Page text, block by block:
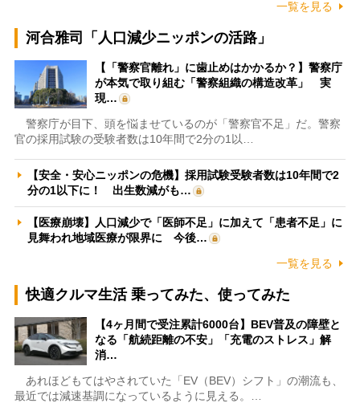
一覧を見る
河合雅司「人口減少ニッポンの活路」
【「警察官離れ」に歯止めはかかるか？】警察庁
が本気で取り組む「警察組織の構造改革」 実
現…
警察庁が目下、頭を悩ませているのが「警察官不足」だ。警察
官の採用試験の受験者数は10年間で2分の1以…
【安全・安心ニッポンの危機】採用試験受験者数は10年間で2
分の1以下に！ 出生数減がも…
【医療崩壊】人口減少で「医師不足」に加えて「患者不足」に
見舞われ地域医療が限界に 今後…
一覧を見る
快適クルマ生活 乗ってみた、使ってみた
【4ヶ月間で受注累計6000台】BEV普及の障壁と
なる「航続距離の不安」「充電のストレス」解
消…
あれほどもてはやされていた「EV（BEV）シフト」の潮流も、
最近では減速基調になっているように見える。…